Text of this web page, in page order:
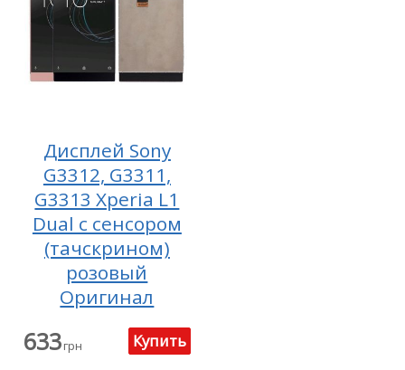
Дисплей Sony
G3312, G3311,
G3313 Xperia L1
Dual с сенсором
(тачскрином)
розовый
Оригинал
633грн